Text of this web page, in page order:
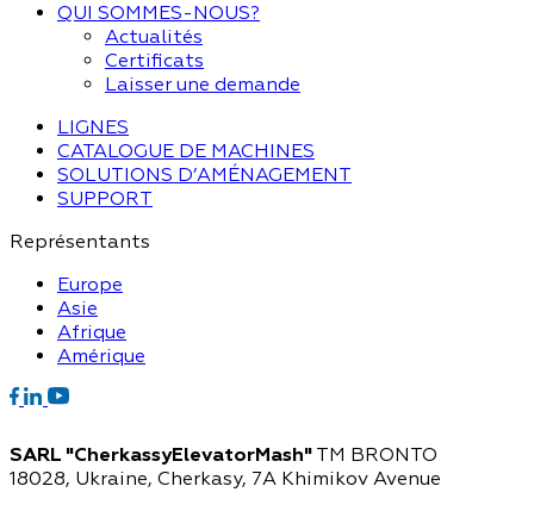
QUI SOMMES-NOUS?
Actualités
Certificats
Laisser une demande
LIGNES
CATALOGUE DE MACHINES
SOLUTIONS D’AMÉNAGEMENT
SUPPORT
Représentants
Europe
Asie
Afrique
Amérique
SARL "CherkassyElevatorMash" TM BRONTO
18028, Ukraine, Cherkasy, 7A Khimikov Avenue